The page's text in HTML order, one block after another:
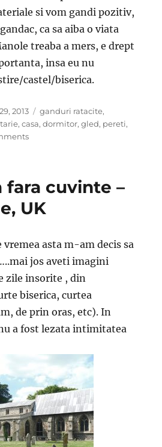
si vom gandi pozitiv,
ca sa aiba o viata
treaba a mers, e drept
insa eu nu
castel/biserica.
2013 Categories
ganduri ratacite,
,casa,dormitor,gled, pereti,
on
peretii?
fara cuvinte –
UK
vremea asta m-am decis sa
jos aveti imagini
zile insorite , din
biserica, curtea
de prin oras, etc). In
a fost lezata intimitatea